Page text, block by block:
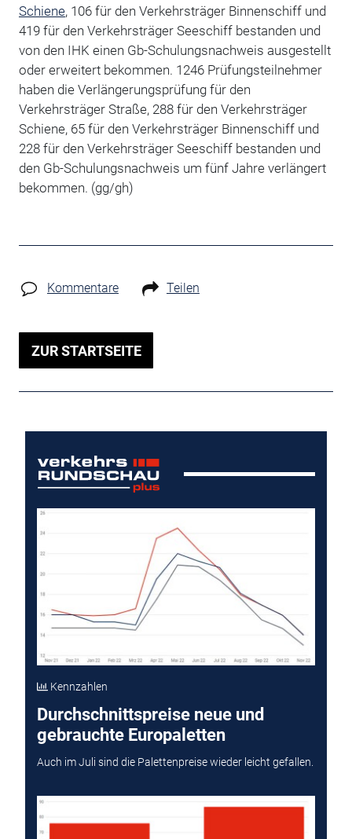
Schiene, 106 für den Verkehrsträger Binnenschiff und
419 für den Verkehrsträger Seeschiff bestanden und
von den IHK einen Gb-Schulungsnachweis ausgestellt
oder erweitert bekommen. 1246 Prüfungsteilnehmer
haben die Verlängerungsprüfung für den
Verkehrsträger Straße, 288 für den Verkehrsträger
Schiene, 65 für den Verkehrsträger Binnenschiff und
228 für den Verkehrsträger Seeschiff bestanden und
den Gb-Schulungsnachweis um fünf Jahre verlängert
bekommen. (gg/gh)
Kommentare Teilen
ZUR STARTSEITE
Kennzahlen
Durchschnittspreise neue und
gebrauchte Europaletten
Auch im Juli sind die Palettenpreise wieder leicht gefallen.